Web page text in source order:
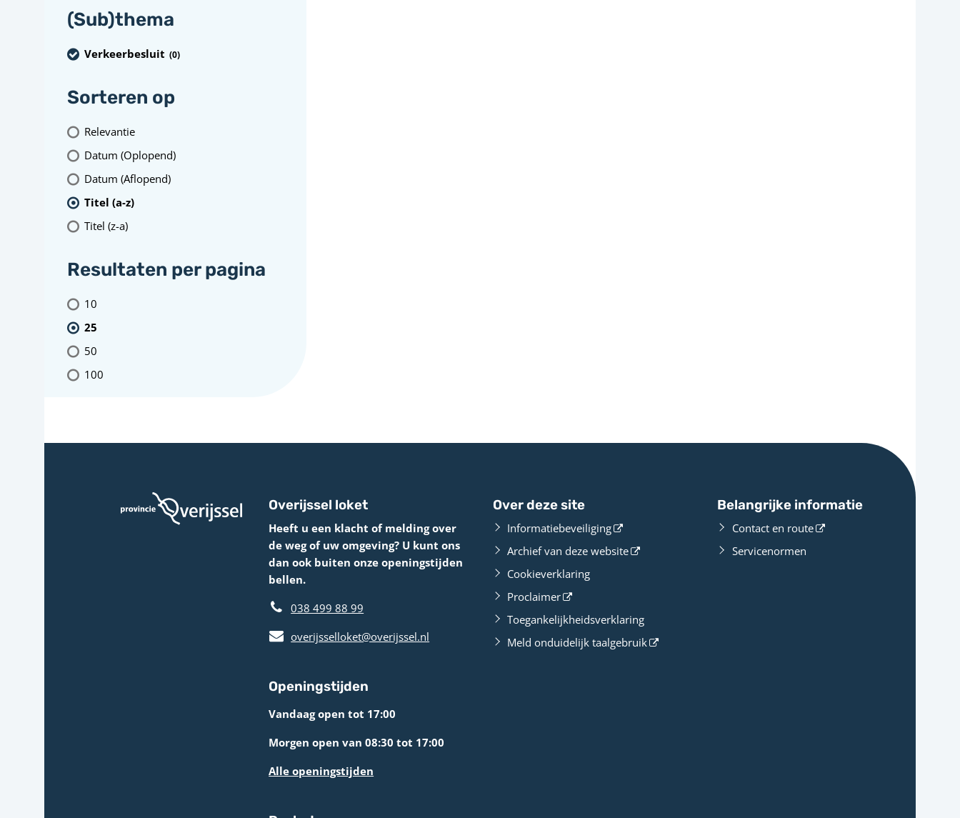
(Sub)thema
Verkeerbesluit (0)
Sorteren op
Relevantie
Datum (Oplopend)
Datum (Aflopend)
Titel (a-z)
Titel (z-a)
Resultaten per pagina
10
25
50
100
Overijssel loket
Heeft u een klacht of melding over
de weg of uw omgeving? U kunt ons
dan ook buiten onze openingstijden
bellen.
038 499 88 99
overijsselloket@overijssel.nl
Openingstijden
Vandaag open tot 17:00
Morgen open van 08:30 tot 17:00
Alle openingstijden
Over deze site
Informatiebeveiliging
Archief van deze website
Cookieverklaring
Proclaimer
Toegankelijkheidsverklaring
Meld onduidelijk taalgebruik
Belangrijke informatie
Contact en route
Servicenormen